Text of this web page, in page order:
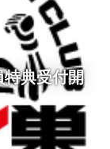
特典受付開